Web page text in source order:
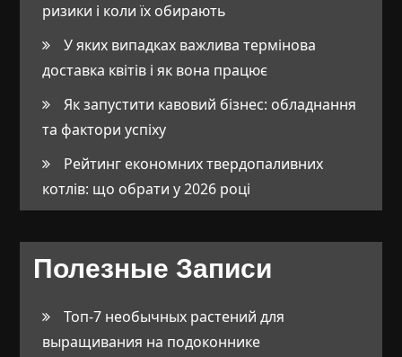
ризики і коли їх обирають
У яких випадках важлива термінова
доставка квітів і як вона працює
Як запустити кавовий бізнес: обладнання
та фактори успіху
Рейтинг економних твердопаливних
котлів: що обрати у 2026 році
Полезные Записи
Топ-7 необычных растений для
выращивания на подоконнике